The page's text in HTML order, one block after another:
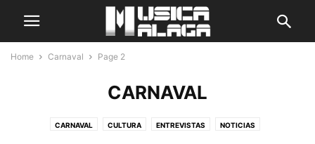
Home Carnaval Page 2
CARNAVAL
CARNAVAL CULTURA ENTREVISTAS NOTICIAS